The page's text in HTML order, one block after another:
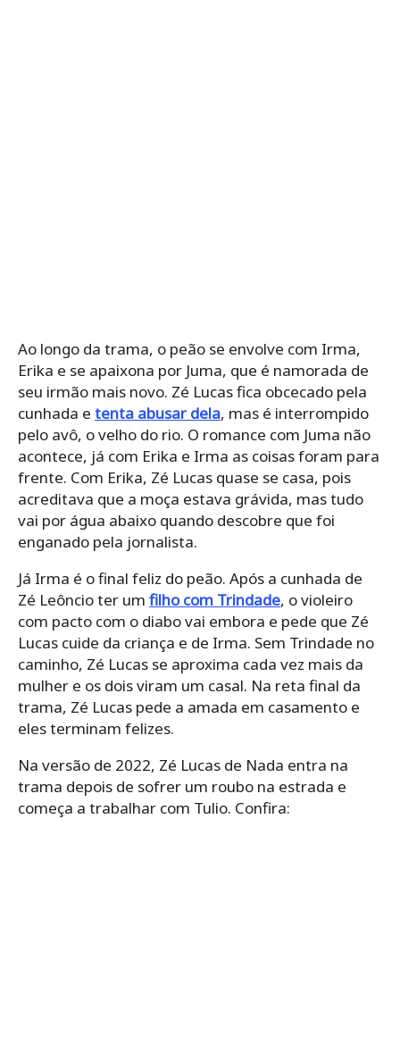
Ao longo da trama, o peão se envolve com Irma,
Erika e se apaixona por Juma, que é namorada de
seu irmão mais novo. Zé Lucas fica obcecado pela
cunhada e tenta abusar dela, mas é interrompido
pelo avô, o velho do rio. O romance com Juma não
acontece, já com Erika e Irma as coisas foram para
frente. Com Erika, Zé Lucas quase se casa, pois
acreditava que a moça estava grávida, mas tudo
vai por água abaixo quando descobre que foi
enganado pela jornalista.
Já Irma é o final feliz do peão. Após a cunhada de
Zé Leôncio ter um filho com Trindade, o violeiro
com pacto com o diabo vai embora e pede que Zé
Lucas cuide da criança e de Irma. Sem Trindade no
caminho, Zé Lucas se aproxima cada vez mais da
mulher e os dois viram um casal. Na reta final da
trama, Zé Lucas pede a amada em casamento e
eles terminam felizes.
Na versão de 2022, Zé Lucas de Nada entra na
trama depois de sofrer um roubo na estrada e
começa a trabalhar com Tulio. Confira: